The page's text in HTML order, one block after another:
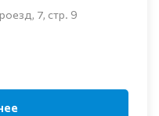
7, стр. 9